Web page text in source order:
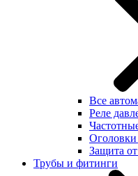
Все
Реле
Защита от
Трубы и фитинги